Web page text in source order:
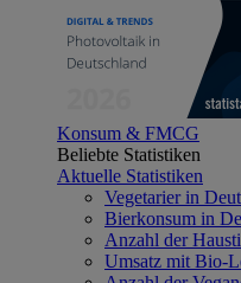
Konsum & FMCG
Beliebte Statistiken
Aktuelle Statistiken
Vegetarier in
Bierkonsum in
Anzahl der
Umsatz mit Bio-